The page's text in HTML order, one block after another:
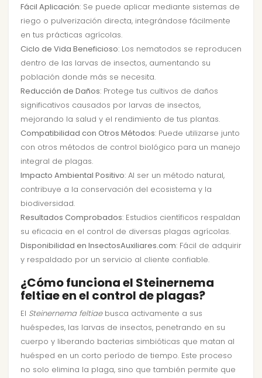
Fácil Aplicación: Se puede aplicar mediante sistemas de
riego o pulverización directa, integrándose fácilmente
en tus prácticas agrícolas.
Ciclo de Vida Beneficioso: Los nematodos se reproducen
dentro de las larvas de insectos, aumentando su
población donde más se necesita.
Reducción de Daños: Protege tus cultivos de daños
significativos causados por larvas de insectos,
mejorando la salud y el rendimiento de tus plantas.
Compatibilidad con Otros Métodos: Puede utilizarse junto
con otros métodos de control biológico para un manejo
integral de plagas.
Impacto Ambiental Positivo: Al ser un método natural,
contribuye a la conservación del ecosistema y la
biodiversidad.
Resultados Comprobados: Estudios científicos respaldan
su eficacia en el control de diversas plagas agrícolas.
Disponibilidad en InsectosAuxiliares.com: Fácil de adquirir
y respaldado por un servicio al cliente confiable.
¿Cómo funciona el Steinernema
feltiae en el control de plagas?
El Steinernema feltiaebusca activamente a sus
huéspedes, las larvas de insectos, penetrando en su
cuerpo y liberando bacterias simbióticas que matan al
huésped en un corto período de tiempo. Este proceso
no solo elimina la plaga, sino que también permite que